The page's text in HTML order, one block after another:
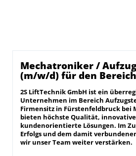
Mechatroniker /
(m/w/d) für den
2S LiftTechnik GmbH ist ein
Unternehmen im Bereich
Firmensitz in Fürstenfeldbruck bei
bieten höchste Qualität,
kundenorientierte Lösungen. Im
Erfolgs und dem damit
wir unser Team weiter verstärken.